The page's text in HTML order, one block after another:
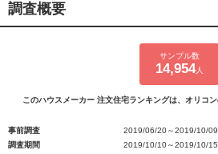
調査概要
サンプル数
14,954人
このハウスメーカー 注文住宅ランキングは、オリコ
事前調査
2019/06/20～2019/10/09
調査期間
2019/10/10～2019/10/15